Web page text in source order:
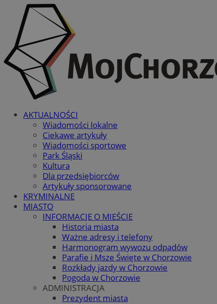
AKTUALNOŚCI
Wiadomości lokalne
Ciekawe artykuły
Wiadomości sportowe
Park Śląski
Kultura
Dla przedsiębiorców
Artykuły sponsorowane
KRYMINALNE
MIASTO
INFORMACJE O MIEŚCIE
Historia miasta
Ważne adresy i telefony
Harmonogram wywozu odpadów
Parafie i Msze Święte w Chorzowie
Rozkłady jazdy w Chorzowie
Pogoda w Chorzowie
ADMINISTRACJA
Prezydent miasta